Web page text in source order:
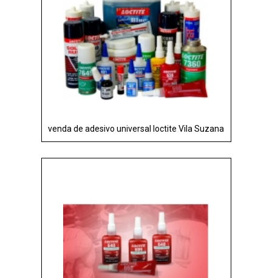
venda de adesivo universal loctite Vila Suzana